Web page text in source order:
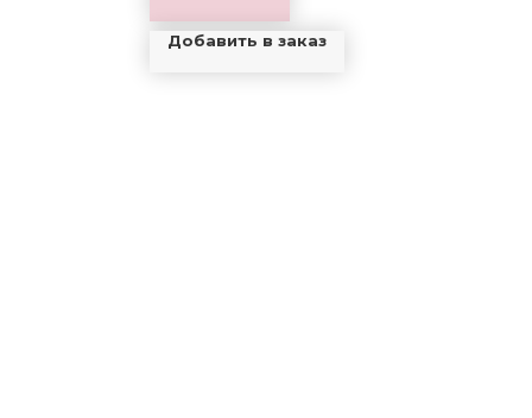
Добавить в заказ